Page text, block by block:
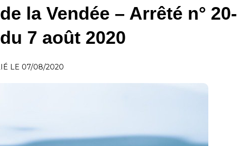
la Vendée – Arrêté n° 20-
7 août 2020
LE 07/08/2020